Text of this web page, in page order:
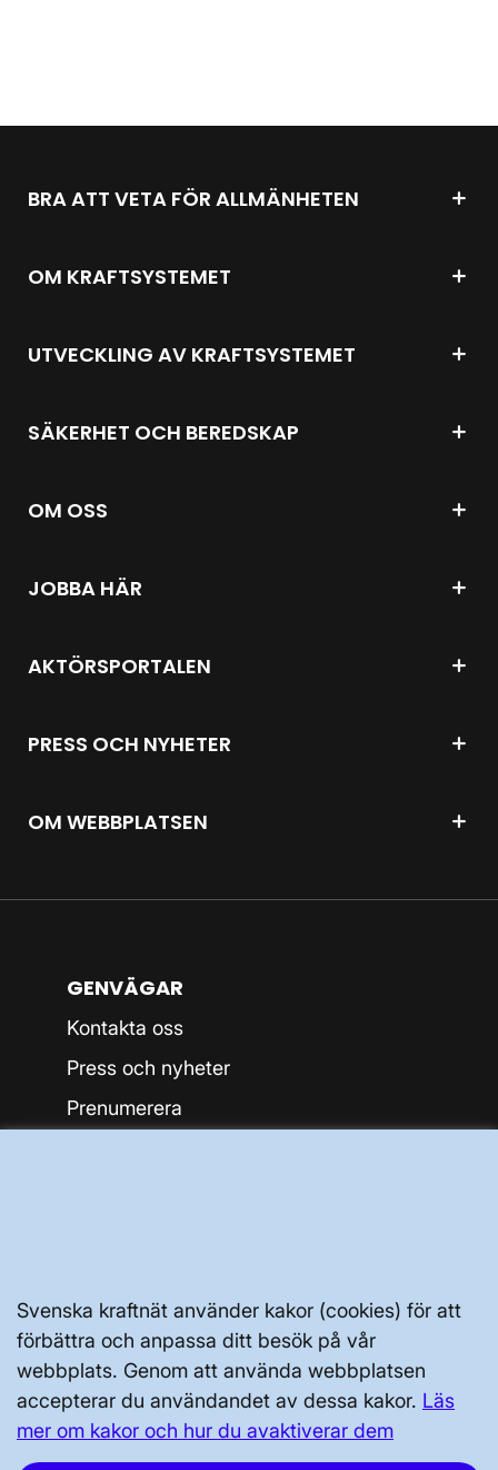
Svenska kraftnät använder kakor (cookies) för att
förbättra och anpassa ditt besök på vår
webbplats. Genom att använda webbplatsen
accepterar du användandet av dessa kakor. Läs
mer om kakor och hur du avaktiverar dem
BRA ATT VETA FÖR ALLMÄNHETEN
OM KRAFTSYSTEMET
UTVECKLING AV KRAFTSYSTEMET
SÄKERHET OCH BEREDSKAP
OM OSS
JOBBA HÄR
AKTÖRSPORTALEN
PRESS OCH NYHETER
OM WEBBPLATSEN
Svenska kraftnät, Box 1200, 172 24
Sundbyberg
GENVÄGAR
Kontakta oss
Press och nyheter
Prenumerera